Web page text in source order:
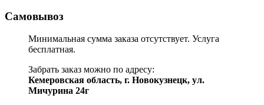
Самовывоз
Минимальная сумма заказа отсутствует. Услуга
бесплатная.
Забрать заказ можно по адресу:
Кемеровская область, г. Новокузнецк, ул.
Мичурина 24г